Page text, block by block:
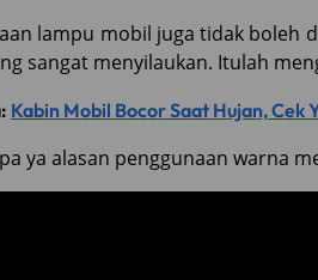
lampu mobil juga tidak boleh
sangat menyilaukan. Itulah
Kabin Mobil Bocor Saat Hujan, Cek
ya alasan penggunaan warna